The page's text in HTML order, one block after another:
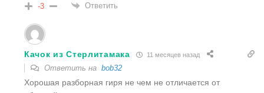
-3 Ответить
Качок из Стерлитамака 11 месяцев назад
Ответить на bob32
Хорошая разборная гиря не чем не отличается от